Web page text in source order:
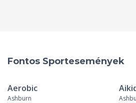
Fontos Sportesemények
Aerobic
Ashburn